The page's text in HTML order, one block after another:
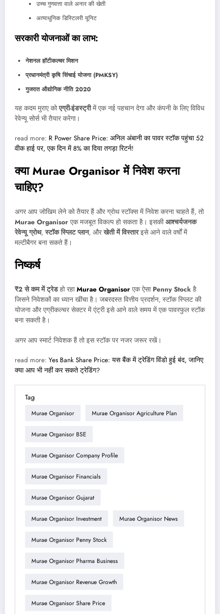
उच्च गुणवत्ता वाले अनार की खेती
अत्याधुनिक डिस्टिलरी यूनिट
सरकारी योजनाओं का लाभ:
नेशनल हॉटीकल्चर मिशन
प्रधानमंत्री कृषि सिंचाई योजना (PMKSY)
गुजरात औद्योगिक नीति 2020
यह कदम मुराए कोएग्री-इंडस्ट्रीमें एक नई पहचान देगा और कंपनी के लिए विविध
रेवेन्यू सोर्स भी तैयार करेगा।
read more: R Power Share Price: अनिल अंबानी का पावर स्टॉक पहुंचा 52
वीक हाई पर, एक दिन में 8% का दिया तगड़ा रिटर्न!
क्या Murae Organisor में निवेश करना
चाहिए?
अगर आप जोखिम लेने को तैयार हैं और ग्रोथ स्टॉक्स में निवेश करना चाहते हैं, तो
Murae Organisor एक मजबूत विकल्प हो सकता है। इसकीआश्चर्यजनक
रेवेन्यू ग्रोथ,स्टॉक स्प्लिट प्लान, औरखेती में विस्तारइसे आने वाले वर्षों में
मल्टीबैगर बना सकते हैं।
निष्कर्ष
₹2 से कम में ट्रेडहो रहाMurae Organisor एक ऐसा Penny Stock है
जिसने निवेशकों का ध्यान खींचा है। जबरदस्त वित्तीय प्रदर्शन, स्टॉक स्प्लिट की
योजना और एग्रीकल्चर सेक्टर में एंट्री इसे आने वाले समय में एक पावरफुल स्टॉक
बना सकती है।
अगर आप स्मार्ट निवेशक हैं तो इस स्टॉक पर नजर जरूर रखें।
read more: Yes Bank Share Price: यस बैंक में ट्रेडिंग विंडो हुई बंद, जानिए
क्या आप भी नहीं कर सकते ट्रेडिंग?
Tag
Murae Organisor Murae Organisor Agriculture Plan
Murae Organisor BSE
Murae Organisor Company Profile
Murae Organisor Financials
Murae Organisor Gujarat
Murae Organisor Investment Murae Organisor News
Murae Organisor Penny Stock
Murae Organisor Pharma Business
Murae Organisor Revenue Growth
Murae Organisor Share Price